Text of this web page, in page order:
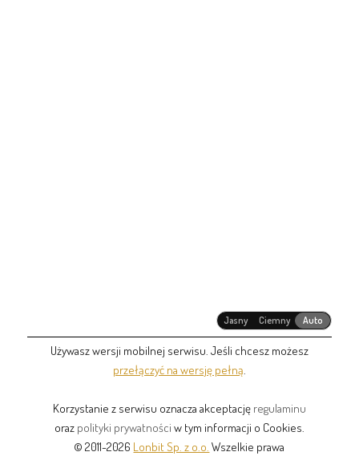
Jasny Ciemny Auto
Używasz wersji mobilnej serwisu. Jeśli chcesz możesz
przełączyć na wersję pełną
Korzystanie z serwisu oznacza akceptację regulaminu
oraz polityki prywatności w tym informacji o Cookies.
© 2011-2026 Lonbit Sp. z o.o. Wszelkie prawa